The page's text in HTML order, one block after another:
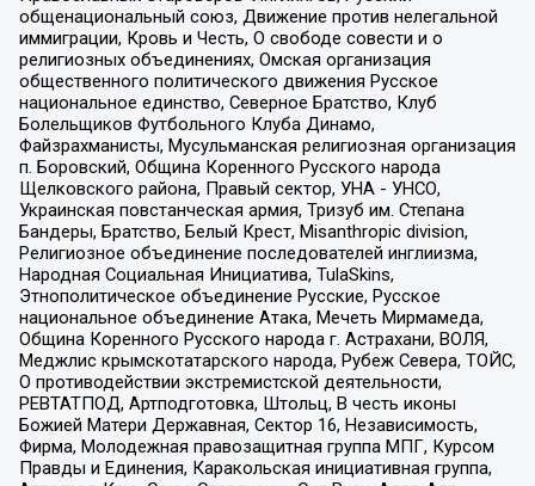
общенациональный союз, Движение против нелегальной
иммиграции, Кровь и Честь, О свободе совести и о
религиозных объединениях, Омская организация
общественного политического движения Русское
национальное единство, Северное Братство, Клуб
Болельщиков Футбольного Клуба Динамо,
Файзрахманисты, Мусульманская религиозная организация
п. Боровский, Община Коренного Русского народа
Щелковского района, Правый сектор, УНА - УНСО,
Украинская повстанческая армия, Тризуб им. Степана
Бандеры, Братство, Белый Крест, Misanthropic division,
Религиозное объединение последователей инглиизма,
Народная Социальная Инициатива, TulaSkins,
Этнополитическое объединение Русские, Русское
национальное объединение Атака, Мечеть Мирмамеда,
Община Коренного Русского народа г. Астрахани, ВОЛЯ,
Меджлис крымскотатарского народа, Рубеж Севера, ТОЙС,
О противодействии экстремистской деятельности,
РЕВТАТПОД, Артподготовка, Штольц, В честь иконы
Божией Матери Державная, Сектор 16, Независимость,
Фирма, Молодежная правозащитная группа МПГ, Курсом
Правды и Единения, Каракольская инициативная группа,